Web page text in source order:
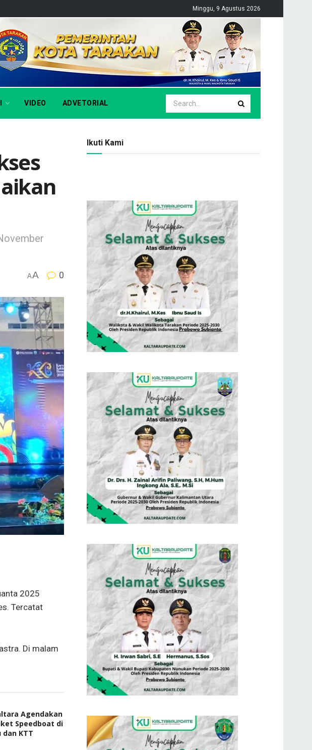
Minggu, 9 Agustus 2026
VIDEO ADVETORIAL
AA 0
2025
Tercatat
Di malam
Agendakan
Speedboat di
dan KTT
Ikuti Kami